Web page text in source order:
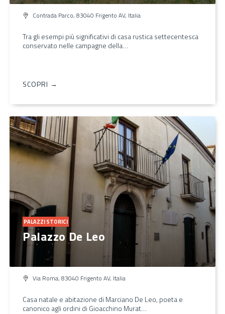
Contrada Parco, 83040 Frigento AV, Italia
Tra gli esempi più significativi di casa rustica settecentesca
conservato nelle campagne della…
SCOPRI →
PALAZZI STORICI
Palazzo De Leo
Via Roma, 83040 Frigento AV, Italia
Casa natale e abitazione di Marciano De Leo, poeta e
canonico agli ordini di Gioacchino Murat…